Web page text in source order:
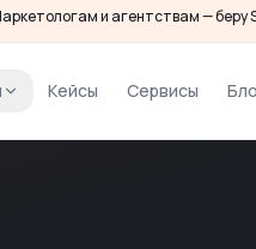
и агентствам — беру
Кейсы Сервисы